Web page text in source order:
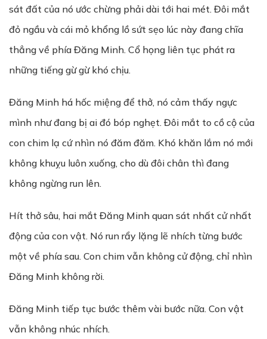
sát đất của nó ước chừng phải dài tới hai mét. Đôi mắt
đỏ ngầu và cái mỏ khổng lồ sứt sẹo lúc này đang chĩa
thẳng về phía Đăng Minh. Cổ họng liên tục phát ra
những tiếng gừ gừ khó chịu.
Đăng Minh há hốc miệng để thở, nó cảm thấy ngực
mình như đang bị ai đó bóp nghẹt. Đôi mắt to cồ cộ của
con chim lạ cứ nhìn nó đăm đăm. Khó khăn lắm nó mới
không khuỵu luôn xuống, cho dù đôi chân thì đang
không ngừng run lên.
Hít thở sâu, hai mắt Đăng Minh quan sát nhất cử nhất
động của con vật. Nó run rẩy lặng lẽ nhích từng bước
một về phía sau. Con chim vẫn không cử động, chỉ nhìn
Đăng Minh không rời.
Đăng Minh tiếp tục bước thêm vài bước nữa. Con vật
vẫn không nhúc nhích.